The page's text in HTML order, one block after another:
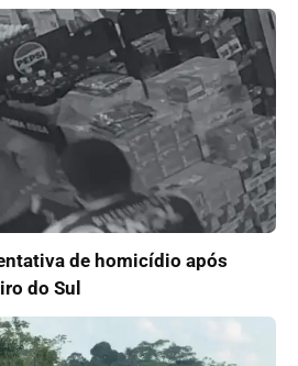
de homicídio após
do Sul